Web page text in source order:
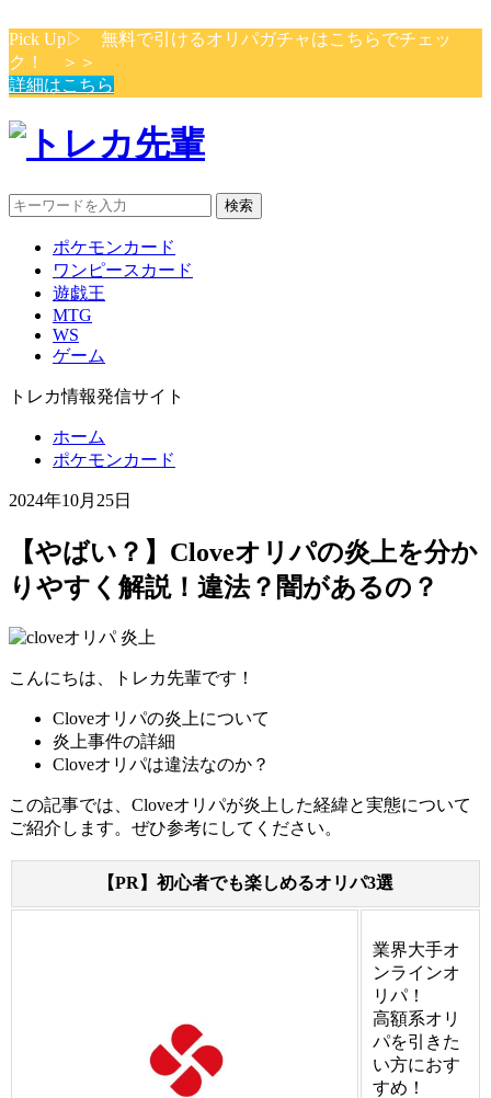
Pick Up▷ 無料で引けるオリパガチャはこちらでチェッ
ク！ ＞＞
詳細はこちら
検索
ポケモンカード
ワンピースカード
遊戯王
MTG
WS
ゲーム
トレカ情報発信サイト
ホーム
ポケモンカード
2024年10月25日
【やばい？】Cloveオリパの炎上を分か
りやすく解説！違法？闇があるの？
こんにちは、トレカ先輩です！
Cloveオリパの炎上について
炎上事件の詳細
Cloveオリパは違法なのか？
この記事では、Cloveオリパが炎上した経緯と実態について
ご紹介します。ぜひ参考にしてください。
【PR】初心者でも楽しめるオリパ3選
業界大手オ
ンラインオ
リパ！
高額系オリ
パを引きた
い方におす
すめ！